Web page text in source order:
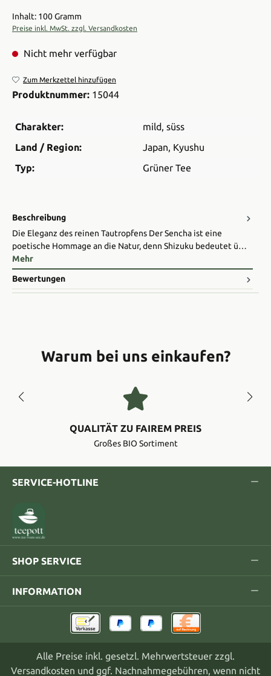
Inhalt: 100 Gramm
Preise inkl. MwSt. zzgl. Versandkosten
Nicht mehr verfügbar
Zum Merkzettel hinzufügen
Produktnummer: 15044
Charakter: mild, süss
Land / Region:
Japan, Kyushu
Typ:
Grüner Tee
Beschreibung
Die Eleganz des reinen Tautropfens Der Sencha ist eine
poetische Hommage an die Natur, denn Shizuku bedeutet ü…
Mehr
Bewertungen
Warum bei uns einkaufen?
QUALITÄT ZU FAIREM PREIS
Großes BIO Sortiment
SERVICE-HOTLINE
SHOP SERVICE
INFORMATION
Alle Preise inkl. gesetzl. Mehrwertsteuer zzgl.
Versandkosten und ggf. Nachnahmegebühren, wenn nicht